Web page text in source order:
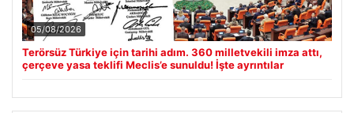
05/08/2026
Terörsüz Türkiye için tarihi adım. 360 milletvekili imza attı,
çerçeve yasa teklifi Meclis’e sunuldu! İşte ayrıntılar